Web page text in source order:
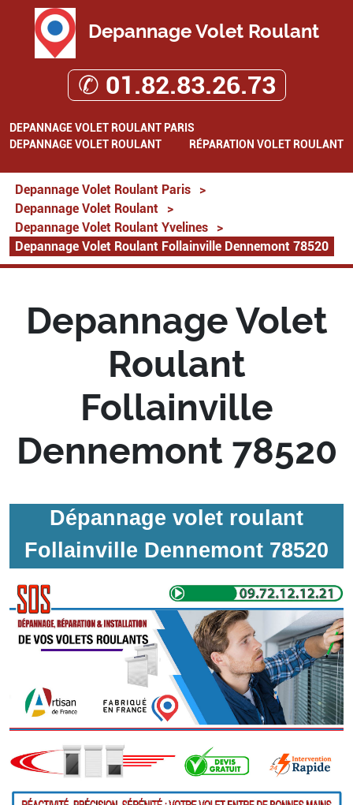
Depannage Volet Roulant
✆ 01.82.83.26.73
DEPANNAGE VOLET ROULANT PARIS
DEPANNAGE VOLET ROULANT
RÉPARATION VOLET ROULANT
Depannage Volet Roulant Paris
>
Depannage Volet Roulant
>
Depannage Volet Roulant Yvelines
>
Depannage Volet Roulant Follainville Dennemont 78520
Depannage Volet
Roulant
Follainville
Dennemont 78520
Dépannage volet roulant
Follainville Dennemont 78520